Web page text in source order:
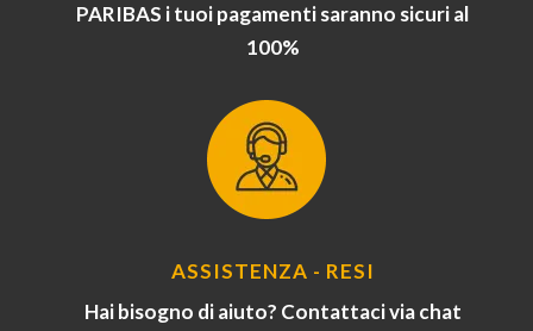
PARIBAS i tuoi pagamenti saranno sicuri al
100%
ASSISTENZA - RESI
Hai bisogno di aiuto? Contattaci via chat